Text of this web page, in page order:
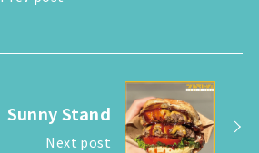
Sunny Stand
Next post